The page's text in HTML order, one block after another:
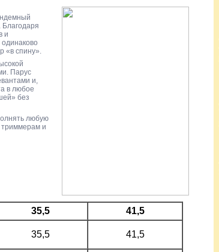
Благодаря
и
«в спину».
Парус
и,
в любое
без
любую
и
35,5
41,5
35,5 41,5